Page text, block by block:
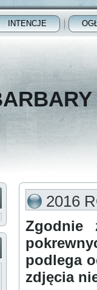
INTENCJE
2016
Zgodnie
podlega
zdjęcia